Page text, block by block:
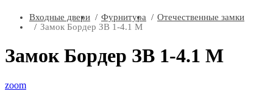
Входные двери Фурнитура
Отечественные замки
Замок Бордер ЗВ 1-4.1 М
Замок Бордер ЗВ 1-4.1 М
zoom